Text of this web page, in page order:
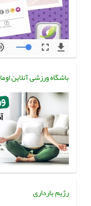
باشگاه ورزشی آنلاین اوما
رژیم بارداری